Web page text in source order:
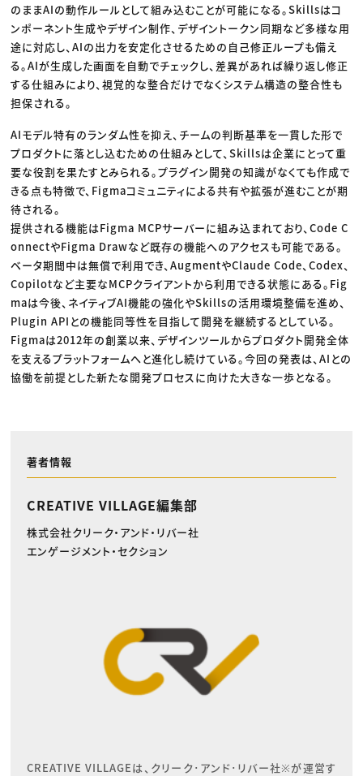
のままAIの動作ルールとして組み込むことが可能になる。Skillsはコ
ンポーネント生成やデザイン制作、デザイントークン同期など多様な用
途に対応し、AIの出力を安定化させるための自己修正ループも備え
る。AIが生成した画面を自動でチェックし、差異があれば繰り返し修正
する仕組みにより、視覚的な整合だけでなくシステム構造の整合性も
担保される。
AIモデル特有のランダム性を抑え、チームの判断基準を一貫した形で
プロダクトに落とし込むための仕組みとして、Skillsは企業にとって重
要な役割を果たすとみられる。プラグイン開発の知識がなくても作成で
きる点も特徴で、Figmaコミュニティによる共有や拡張が進むことが期
待される。
提供される機能はFigma MCPサーバーに組み込まれており、Code C
onnectやFigma Drawなど既存の機能へのアクセスも可能である。
ベータ期間中は無償で利用でき、AugmentやClaude Code、Codex、
Copilotなど主要なMCPクライアントから利用できる状態にある。Fig
maは今後、ネイティブAI機能の強化やSkillsの活用環境整備を進め、
Plugin APIとの機能同等性を目指して開発を継続するとしている。
Figmaは2012年の創業以来、デザインツールからプロダクト開発全体
を支えるプラットフォームへと進化し続けている。今回の発表は、AIとの
協働を前提とした新たな開発プロセスに向けた大きな一歩となる。
著者情報
CREATIVE VILLAGE編集部
株式会社クリーク・アンド・リバー社
エンゲージメント・セクション
CREATIVE VILLAGEは、クリーク･アンド･リバー社※が運営す